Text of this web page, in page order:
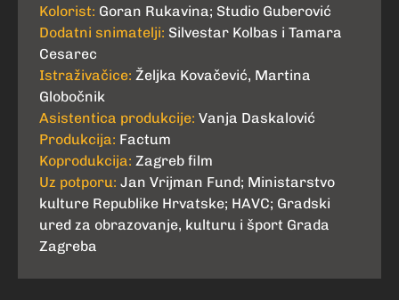
Kolorist: Goran Rukavina; Studio Guberović
Dodatni snimatelji: Silvestar Kolbas i Tamara
Cesarec
Istraživačice: Željka Kovačević, Martina
Globočnik
Asistentica produkcije: Vanja Daskalović
Produkcija: Factum
Koprodukcija: Zagreb film
Uz potporu: Jan Vrijman Fund; Ministarstvo
kulture Republike Hrvatske; HAVC; Gradski
ured za obrazovanje, kulturu i šport Grada
Zagreba